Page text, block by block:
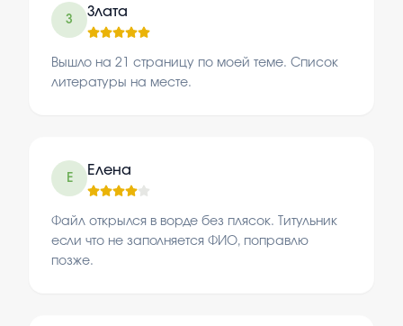
З
Злата
Вышло на 21 страницу по моей теме. Список
литературы на месте.
Е
Елена
Файл открылся в ворде без плясок. Титульник
если что не заполняется ФИО, поправлю
позже.